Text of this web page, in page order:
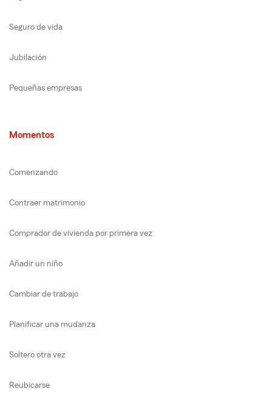
Seguro de vida
Jubilación
Pequeñas empresas
Momentos
Comenzando
Contraer matrimonio
Comprador de vivienda por primera vez
Añadir un niño
Cambiar de trabajo
Planificar una mudanza
Soltero otra vez
Reubicarse